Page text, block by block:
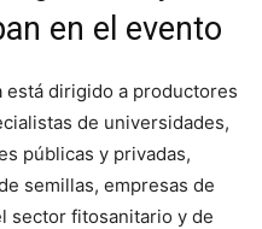
en el evento
está dirigido a productores
de universidades,
públicas y privadas,
semillas, empresas de
sector fitosanitario y de